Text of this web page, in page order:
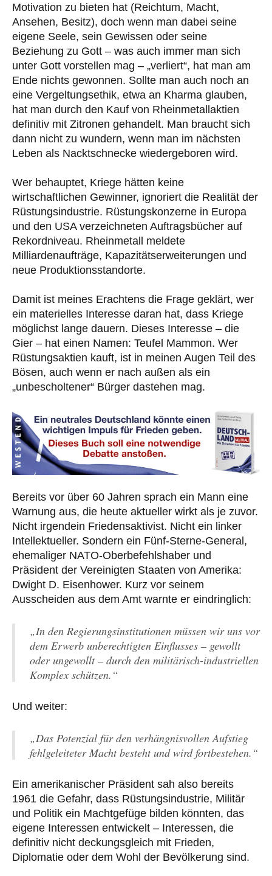
Motivation zu bieten hat (Reichtum, Macht,
Ansehen, Besitz), doch wenn man dabei seine
eigene Seele, sein Gewissen oder seine
Beziehung zu Gott – was auch immer man sich
unter Gott vorstellen mag – „verliert“, hat man am
Ende nichts gewonnen. Sollte man auch noch an
eine Vergeltungsethik, etwa an Kharma glauben,
hat man durch den Kauf von Rheinmetallaktien
definitiv mit Zitronen gehandelt. Man braucht sich
dann nicht zu wundern, wenn man im nächsten
Leben als Nacktschnecke wiedergeboren wird.
Wer behauptet, Kriege hätten keine
wirtschaftlichen Gewinner, ignoriert die Realität der
Rüstungsindustrie. Rüstungskonzerne in Europa
und den USA verzeichneten Auftragsbücher auf
Rekordniveau. Rheinmetall meldete
Milliardenaufträge, Kapazitätserweiterungen und
neue Produktionsstandorte.
Damit ist meines Erachtens die Frage geklärt, wer
ein materielles Interesse daran hat, dass Kriege
möglichst lange dauern. Dieses Interesse – die
Gier – hat einen Namen: Teufel Mammon. Wer
Rüstungsaktien kauft, ist in meinen Augen Teil des
Bösen, auch wenn er nach außen als ein
„unbescholtener“ Bürger dastehen mag.
Bereits vor über 60 Jahren sprach ein Mann eine
Warnung aus, die heute aktueller wirkt als je zuvor.
Nicht irgendein Friedensaktivist. Nicht ein linker
Intellektueller. Sondern ein Fünf-Sterne-General,
ehemaliger NATO-Oberbefehlshaber und
Präsident der Vereinigten Staaten von Amerika:
Dwight D. Eisenhower. Kurz vor seinem
Ausscheiden aus dem Amt warnte er eindringlich:
„In den Regierungsinstitutionen müssen wir uns vor
dem Erwerb unberechtigten Einflusses – gewollt
oder ungewollt – durch den militärisch-industriellen
Komplex schützen.“
Und weiter:
„Das Potenzial für den verhängnisvollen Aufstieg
fehlgeleiteter Macht besteht und wird fortbestehen.“
Ein amerikanischer Präsident sah also bereits
1961 die Gefahr, dass Rüstungsindustrie, Militär
und Politik ein Machtgefüge bilden könnten, das
eigene Interessen entwickelt – Interessen, die
definitiv nicht deckungsgleich mit Frieden,
Diplomatie oder dem Wohl der Bevölkerung sind.